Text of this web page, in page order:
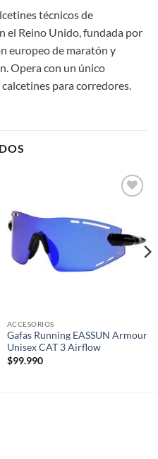
técnicos de
el Reino Unido, fundada por
europeo de maratón y
Opera con un único
para corredores.
ACCESORIOS
Gafas Running EASSUN Armour
Unisex CAT 3 Airflow
$99.990